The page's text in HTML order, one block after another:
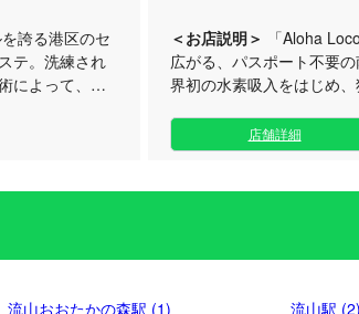
誇る港区のセ
テ。洗練され
によって、心
ピストだけ
＜お店説明＞
「Aloha
広がる、パスポート不要
界初の水素吸入をはじめ
「ソルトスクラブ」を贅沢
店舗詳細
流山おおたかの森駅 (1)
流山駅 (2)